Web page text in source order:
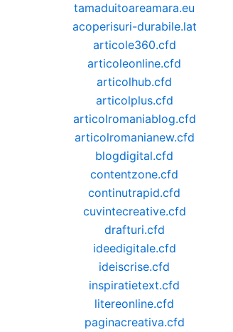
tamaduitoareamara.eu
acoperisuri-durabile.lat
articole360.cfd
articoleonline.cfd
articolhub.cfd
articolplus.cfd
articolromaniablog.cfd
articolromanianew.cfd
blogdigital.cfd
contentzone.cfd
continutrapid.cfd
cuvintecreative.cfd
drafturi.cfd
ideedigitale.cfd
ideiscrise.cfd
inspiratietext.cfd
litereonline.cfd
paginacreativa.cfd